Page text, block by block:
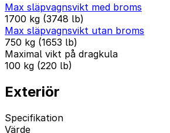
Max släpvagnsvikt med broms
1700 kg (3748 lb)
Max släpvagnsvikt utan broms
750 kg (1653 lb)
Maximal vikt på dragkula
100 kg (220 lb)
Exteriör
Specifikation
Värde